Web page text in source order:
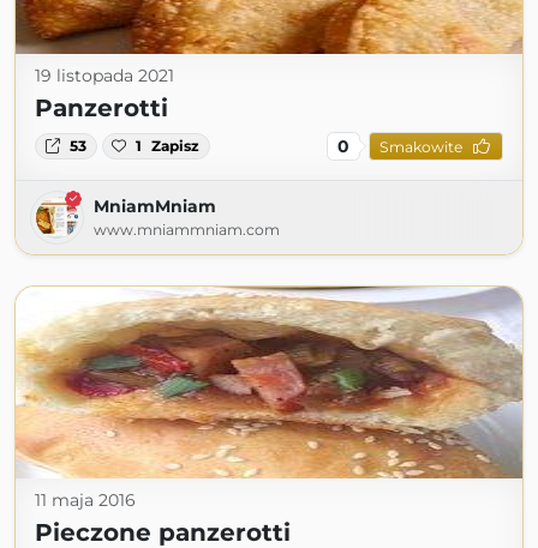
19 listopada 2021
Panzerotti
53 1 Zapisz 0 Smakowite
MniamMniam
www.mniammniam.com
11 maja 2016
Pieczone panzerotti